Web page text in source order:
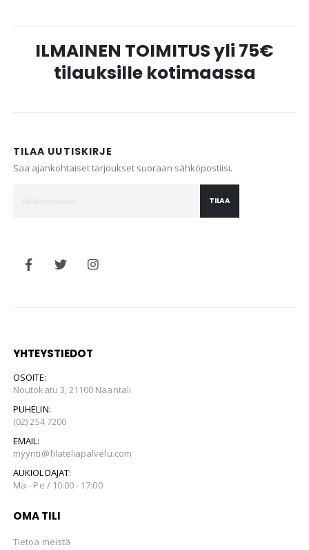
ILMAINEN TOIMITUS yli 75€
tilauksille kotimaassa
TILAA UUTISKIRJE
Saa ajankohtaiset tarjoukset suoraan sähköpostiisi.
TILAA
YHTEYSTIEDOT
OSOITE:
Noutokatu 3, 21100 Naantali
PUHELIN:
(02) 254 7200
EMAIL:
myynti@filateliapalvelu.com
AUKIOLOAJAT:
Ma - Pe / 10:00 - 17:00
OMA TILI
Tietoa meistä